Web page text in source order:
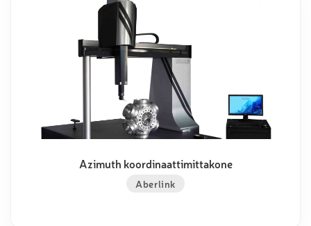
Azimuth koordinaattimittakone
Aberlink